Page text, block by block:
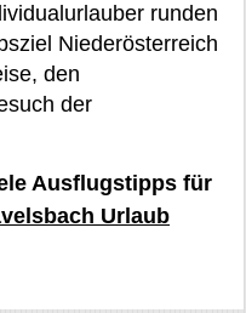
runden
Niederösterreich
den
der
Ausflugstipps für
Urlaub